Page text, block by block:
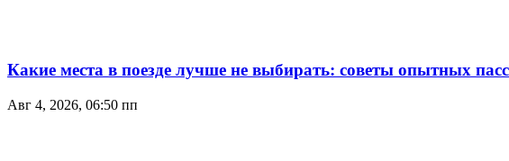
Какие места в поезде лучше не выбирать: советы опытных
Авг 4, 2026, 06:50 пп